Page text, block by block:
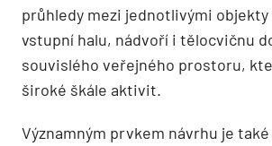
průhledy mezi jednotlivými
vstupní halu, nádvoří i tělocvičnu
souvislého veřejného prostoru,
široké škále aktivit.
Významným prvkem návrhu je